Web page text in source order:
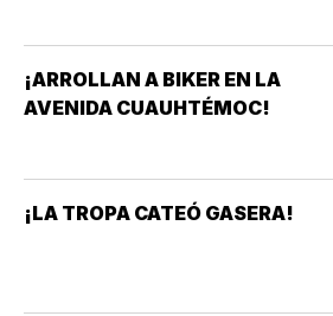
¡ARROLLAN A BIKER EN LA
AVENIDA CUAUHTÉMOC!
¡LA TROPA CATEÓ GASERA!